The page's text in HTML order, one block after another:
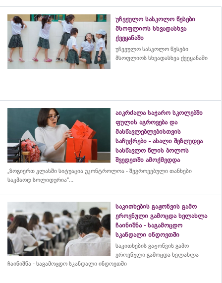
უჩვეულო სასკოლო წესები
მსოფლიოს სხვადასხვა
ქვეყანაში
უჩვეულო სასკოლო წესები
მსოფლიოს სხვადასხვა ქვეყანაში
აიკრძალა საჯარო სკოლებში
ფულის აგროვება და
მასწავლებლებისთვის
საჩუქრები - ახალი შეზღუდვა
სასწავლო წლის ბოლოს
შვედეთში ამოქმედდა
„ზოგიერთ კლასში სიტუაცია უკონტროლოა - შეგროვებული თანხები
საკმაოდ სოლიდურია“...
საკითხების გაჟონვის გამო
ეროვნული გამოცდა ხელახლა
ჩაინიშნა - საგამოცდო
სკანდალი ინდოეთში
საკითხების გაჟონვის გამო
ეროვნული გამოცდა ხელახლა
ჩაინიშნა - საგამოცდო სკანდალი ინდოეთში